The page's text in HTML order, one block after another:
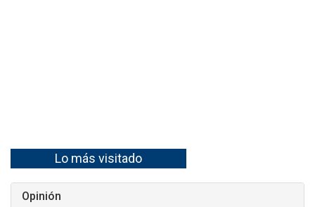
Lo más visitado
Opinión